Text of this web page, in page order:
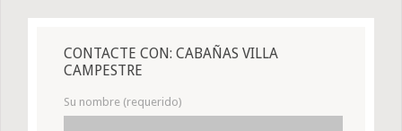
CONTACTE CON: CABAÑAS VILLA
CAMPESTRE
Su nombre (requerido)